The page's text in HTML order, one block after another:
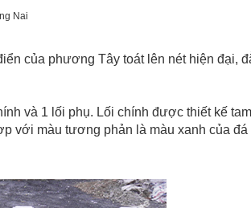
Nai
của phương Tây toát lên nét hiện đại,
và 1 lối phụ. Lối chính được thiết kế
với màu tương phản là màu xanh của